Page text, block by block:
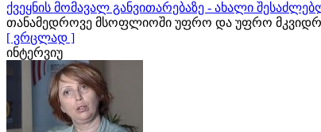
ქვეყნის მომავალ განვითარებაზე - ახალი
თანამედროვე მსოფლიოში უფრო და უფრო
[ ვრცლად ]
ინტერვიუ